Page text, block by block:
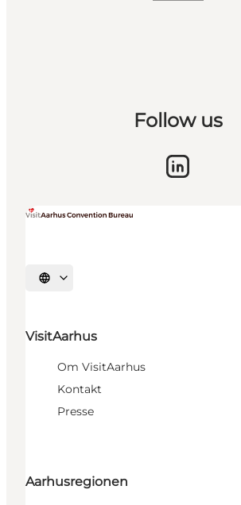
Follow us
Vælg sprog
VisitAarhus
Om VisitAarhus
Kontakt
Presse
Aarhusregionen